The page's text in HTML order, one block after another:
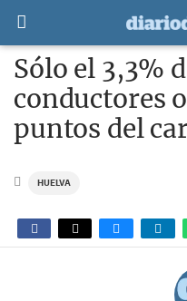
Sólo el 3,3%
conductores
puntos del
HUELVA